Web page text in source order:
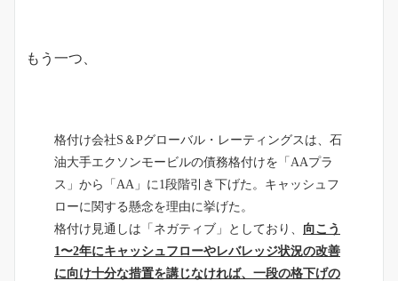
もう一つ、
格付け会社S＆Pグローバル・レーティングスは、石
油大手エクソンモービルの債務格付けを「AAプラ
ス」から「AA」に1段階引き下げた。キャッシュフ
ローに関する懸念を理由に挙げた。
格付け見通しは「ネガティブ」としており、 向こう
1〜2年にキャッシュフローやレバレッジ状況の改善
に向け十分な措置を講じなければ、一段の格下げの